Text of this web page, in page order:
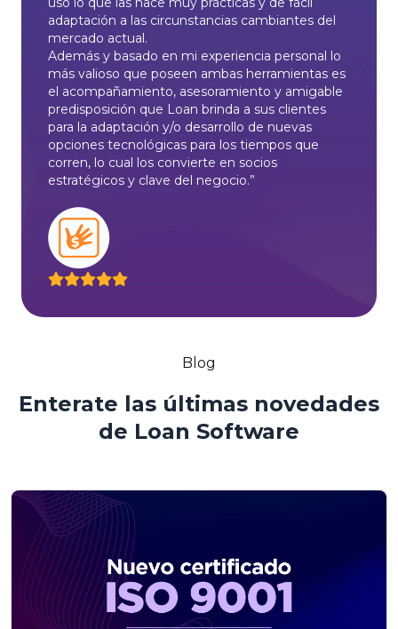
adaptación a las circunstancias cambiantes del
mercado actual.
Además y basado en mi experiencia personal lo
más valioso que poseen ambas herramientas es
el acompañamiento, asesoramiento y amigable
predisposición que Loan brinda a sus clientes
para la adaptación y/o desarrollo de nuevas
opciones tecnológicas para los tiempos que
corren, lo cual los convierte en socios
estratégicos y clave del negocio.”
Blog
Enterate las últimas novedades
de Loan Software